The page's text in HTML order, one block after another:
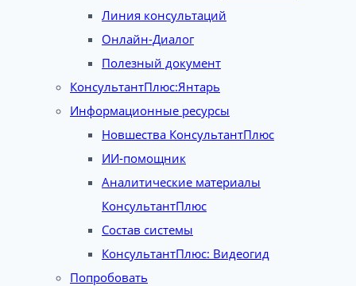
Линия консультаций
Онлайн-Диалог
Полезный документ
КонсультантПлюс:Янтарь
Информационные ресурсы
Новшества КонсультантПлюс
ИИ-помощник
Аналитические материалы
КонсультантПлюс
Состав системы
КонсультантПлюс: Видеогид
Попробовать